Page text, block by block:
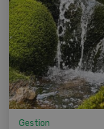
Gestion